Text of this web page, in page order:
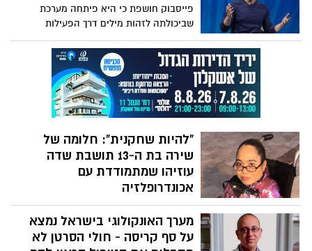
פייסבוק חושפת כי היא פיתחה מערכת
שביכולתה לזהות מילים דרך הפעילות
החשמלית במוח, ולהעבירן למחשב. הפיתוח
הגיע עד כה לדיוק של עד 76%
"להיות שחקנית": חלומה של
שירה בת ה-13 תושבת שדה
עוזיהו שמתמודדת עם
אכונדרופלזיה
על אף המלצות הרופאים לבצע הפלה מחשש
שלא תשרוד, אימה לא וויתרה וכנגד כל
מערך האונקולוגי בישראל נמצא
על סף קריסה - חולי הסרטן לא